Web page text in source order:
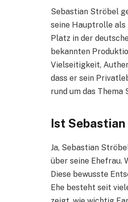
Sebastian Ströbel
seine Hauptrolle als
Platz in der
bekannten
Vielseitigkeit,
dass er sein
rund um das
Ist
Ja, Sebastian
über seine Ehefrau.
Diese bewusste
Ehe besteht seit